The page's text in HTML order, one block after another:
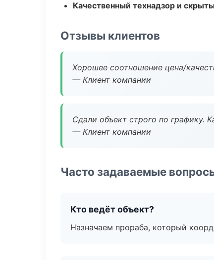
Качественный технадзор и
Отзывы клиентов
Хорошее соотношение цена/
— Клиент компании
Сдали объект строго по графику.
— Клиент компании
Часто задаваемые
Кто ведёт объект?
Назначаем прораба, который